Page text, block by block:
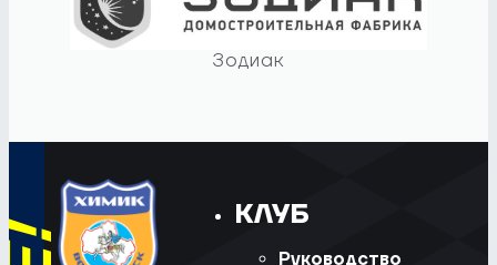
Зодиак
КЛУБ
Руководство